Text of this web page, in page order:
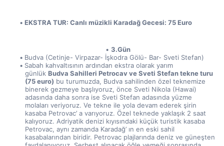
EKSTRA TUR: Canlı müzikli Karadağ Gecesi: 75 Euro
3.Gün
Budva (Cetinje- Virpazar- İşkodra Gölü- Bar- Sveti Stefan)
Sabah kahvaltısının ardından ekstra olarak yarım
günlük Budva Sahilleri Petrocav ve Sveti Stefan tekne turu
(75 euro) bu turumuzda, Budva sahilinden özel teknemize
binerek gezmeye başlıyoruz, önce Sveti Nikola (Hawai)
adasında daha sonra ise Sveti Stefan adasında yüzme
molaları veriyoruz. Ve tekne ile yola devam ederek şirin
kasaba Petrovac’ a varıyoruz. Özel teknede yaklaşık 2 saat
kalıyoruz. Adriyatik denizi kıyısındaki küçük turistik kasaba
Petrovac, aynı zamanda Karadağ’ ın en eski sahil
kasabalarından biridir. Petrovac plajlarında deniz ve güneşten